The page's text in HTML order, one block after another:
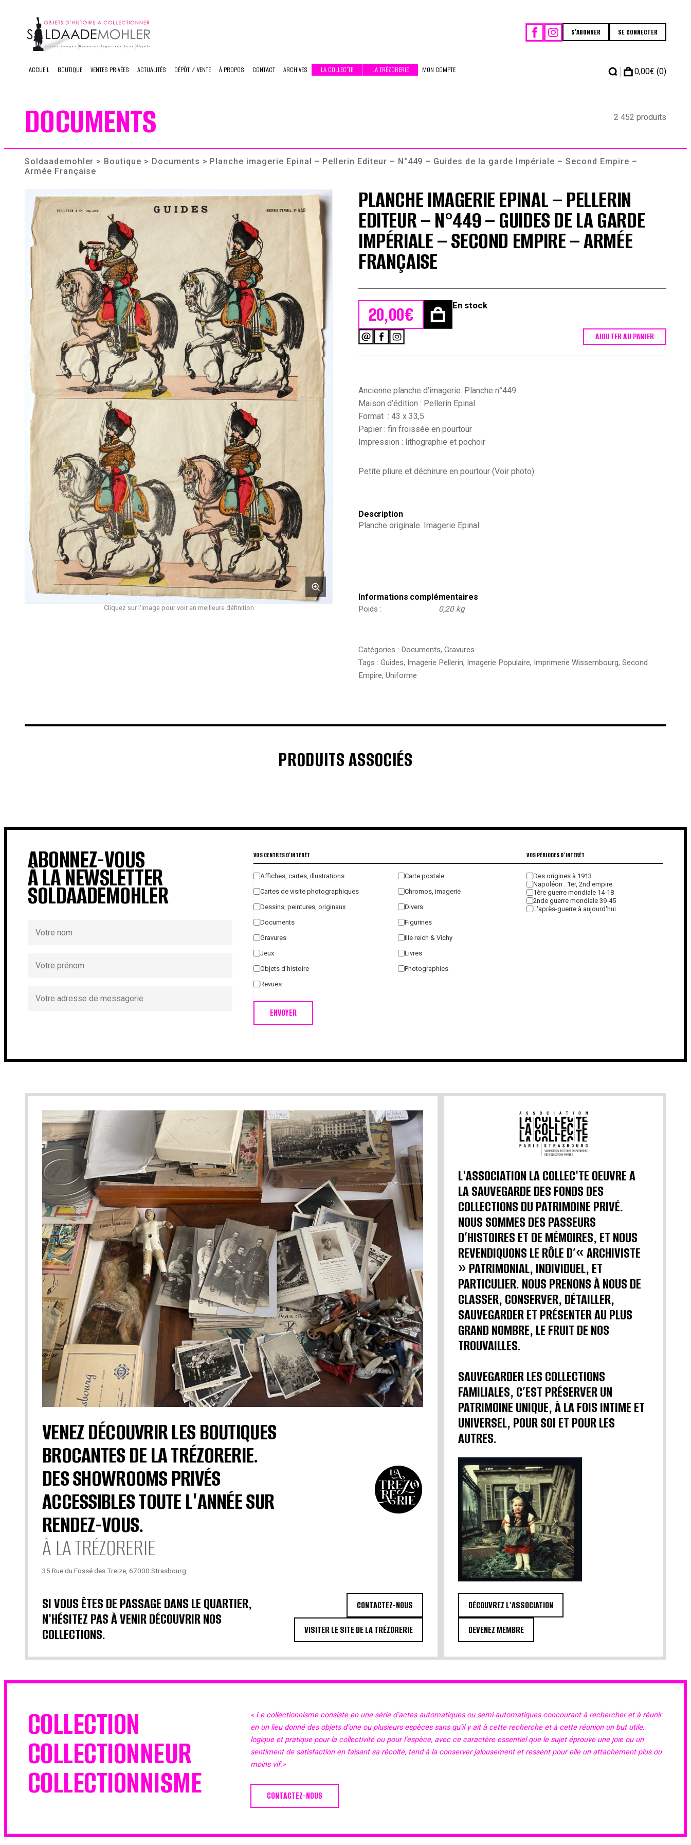
content
S'ABONNER SE CONNECTER
ACCUEIL BOUTIQUE VENTES PRIVÉES ACTUALITÉS DÉPÔT / VENTE À PROPOS CONTACT ARCHIVES LA COLLEC’TE LA TRÉZORERIE MON COMPTE | 0,00€ (0)
DOCUMENTS 2 452 produits
Soldaademohler > Boutique > Documents > Planche imagerie Epinal – Pellerin Editeur – N°449 – Guides de la garde Impériale – Second Empire –
Armée Française
Cliquez sur l'image pour voir en meilleure définition
PLANCHE IMAGERIE EPINAL – PELLERIN
EDITEUR – N°449 – GUIDES DE LA GARDE
IMPÉRIALE – SECOND EMPIRE – ARMÉE
FRANÇAISE
20,00€ En stock
-
Pellerin
Editeur
-
N°449
-
Guides
la
-
AJOUTER AU PANIER
Ancienne planche d’imagerie. Planche n°449
Maison d’édition : Pellerin Epinal
Format : 43 x 33,5
Papier : fin froissée en pourtour
Impression : lithographie et pochoir
Petite pliure et déchirure en pourtour (Voir photo)
Description
Planche originale. Imagerie Epinal
Informations complémentaires
Poids 0,20 kg
Catégories : Documents, Gravures
Tags : Guides, Imagerie Pellerin, Imagerie Populaire, Imprimerie Wissembourg, Second
Empire, Uniforme
PRODUITS ASSOCIÉS
ABONNEZ-VOUS
À LA NEWSLETTER
SOLDAADEMOHLER
VOS CENTRES D'INTÉRÊT
Affiches, cartes, illustrations
Carte postale
Cartes de visite photographiques
Chromos, imagerie
Dessins, peintures, originaux
Divers
Documents
Figurines
Gravures
IIIe reich & Vichy
Jeux
Livres
Objets d'histoire
Photographies
Revues
ENVOYER
VOS PÉRIODES D'INTÉRÊT
Des origines à 1913
Napoléon : 1er, 2nd empire
1ère guerre mondiale 14-18
2nde guerre mondiale 39-45
L'après-guerre à aujourd'hui
VENEZ DÉCOUVRIR LES BOUTIQUES
BROCANTES DE LA TRÉZORERIE.
DES SHOWROOMS PRIVÉS
ACCESSIBLES TOUTE L'ANNÉE SUR
RENDEZ-VOUS.
À LA TRÉZORERIE
35 Rue du Fossé des Treize, 67000 Strasbourg
SI VOUS ÊTES DE PASSAGE DANS LE QUARTIER,
N'HÉSITEZ PAS À VENIR DÉCOUVRIR NOS
COLLECTIONS.
CONTACTEZ-NOUS
VISITER LE SITE DE LA TRÉZORERIE
L'ASSOCIATION LA COLLEC'TE OEUVRE A
LA SAUVEGARDE DES FONDS DES
COLLECTIONS DU PATRIMOINE PRIVÉ.
NOUS SOMMES DES PASSEURS
D’HISTOIRES ET DE MÉMOIRES, ET NOUS
REVENDIQUONS LE RÔLE D’« ARCHIVISTE
» PATRIMONIAL, INDIVIDUEL, ET
PARTICULIER. NOUS PRENONS À NOUS DE
CLASSER, CONSERVER, DÉTAILLER,
SAUVEGARDER ET PRÉSENTER AU PLUS
GRAND NOMBRE, LE FRUIT DE NOS
TROUVAILLES.
SAUVEGARDER LES COLLECTIONS
FAMILIALES, C’EST PRÉSERVER UN
PATRIMOINE UNIQUE, À LA FOIS INTIME ET
UNIVERSEL, POUR SOI ET POUR LES
AUTRES.
DÉCOUVREZ L'ASSOCIATION
DEVENEZ MEMBRE
COLLECTION
COLLECTIONNEUR
COLLECTIONNISME
« Le collectionnisme consiste en une série d’actes automatiques ou semi-automatiques concourant à rechercher et à réunir
en un lieu donné des objets d’une ou plusieurs espèces sans qu’il y ait à cette recherche et à cette réunion un but utile,
logique et pratique pour la collectivité ou pour l’espèce, avec ce caractère essentiel que le sujet éprouve une joie ou un
sentiment de satisfaction en faisant sa récolte, tend à la conserver jalousement et ressent pour elle un attachement plus ou
moins vif.»
CONTACTEZ-NOUS